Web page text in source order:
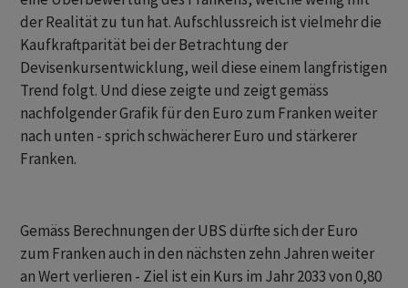
der Realität zu tun hat. Aufschlussreich ist vielmehr die
Kaufkraftparität bei der Betrachtung der
Devisenkursentwicklung, weil diese einem langfristigen
Trend folgt. Und diese zeigte und zeigt gemäss
nachfolgender Grafik für den Euro zum Franken weiter
nach unten - sprich schwächerer Euro und stärkerer
Franken.
Gemäss Berechnungen der UBS dürfte sich der Euro
zum Franken auch in den nächsten zehn Jahren weiter
an Wert verlieren - Ziel ist ein Kurs im Jahr 2033 von 0,80